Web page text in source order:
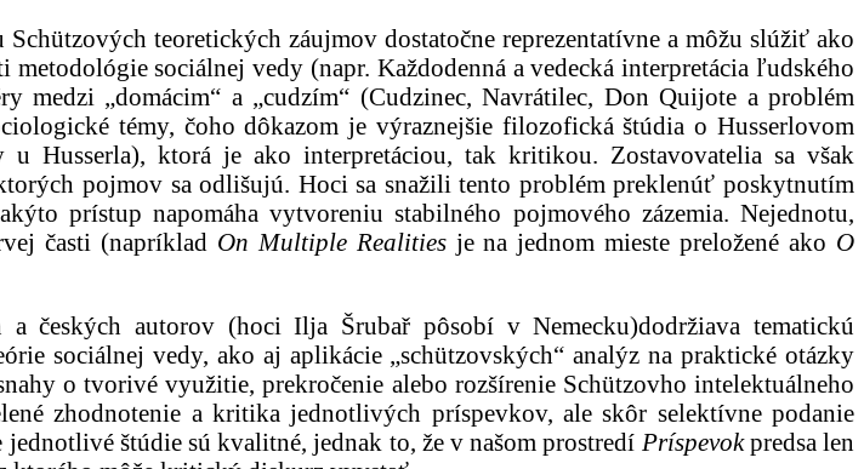
teoretických záujmov dostatočne reprezentatívne a môžu slúžiť ako
sociálnej vedy (napr. Každodenná a vedecká interpretácia ľudského
„domácim“ a „cudzím“ (Cudzinec, Navrátilec, Don Quijote a problém
témy, čoho dôkazom je výraznejšie filozofická štúdia o Husserlovom
Husserla), ktorá je ako interpretáciou, tak kritikou. Zostavovatelia sa však
pojmov sa odlišujú. Hoci sa snažili tento problém preklenúť poskytnutím
prístup napomáha vytvoreniu stabilného pojmového zázemia. Nejednotu,
časti (napríklad On Multiple Realitiesje na jednom mieste preložené ako O
českých autorov (hoci Ilja Šrubař pôsobí v Nemecku)dodržiava tematickú
sociálnej vedy, ako aj aplikácie „schützovských“ analýz na praktické otázky
o tvorivé využitie, prekročenie alebo rozšírenie Schützovho intelektuálneho
zhodnotenie a kritika jednotlivých príspevkov, ale skôr selektívne podanie
štúdie sú kvalitné, jednak to, že v našom prostredí Príspevokpredsa len